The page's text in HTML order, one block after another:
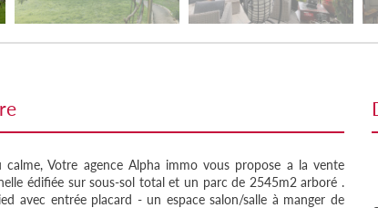
calme, Votre agence Alpha immo vous propose a la vente
édifiée sur sous-sol total et un parc de 2545m2 arboré .
avec entrée placard - un espace salon/salle à manger de